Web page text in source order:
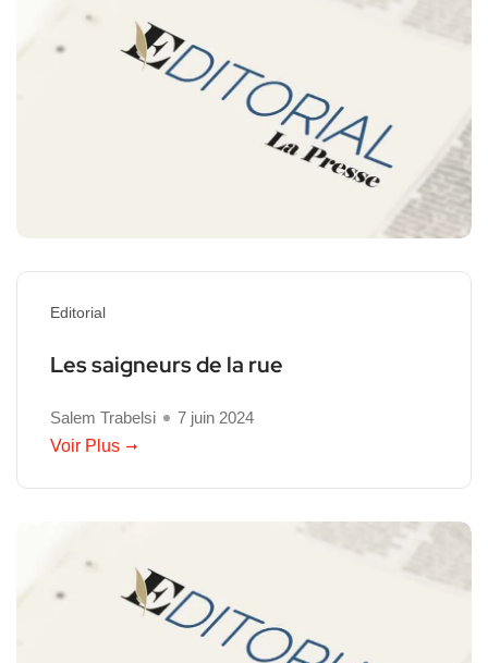
Editorial
Les saigneurs de la rue
Salem Trabelsi
7 juin 2024
Voir Plus